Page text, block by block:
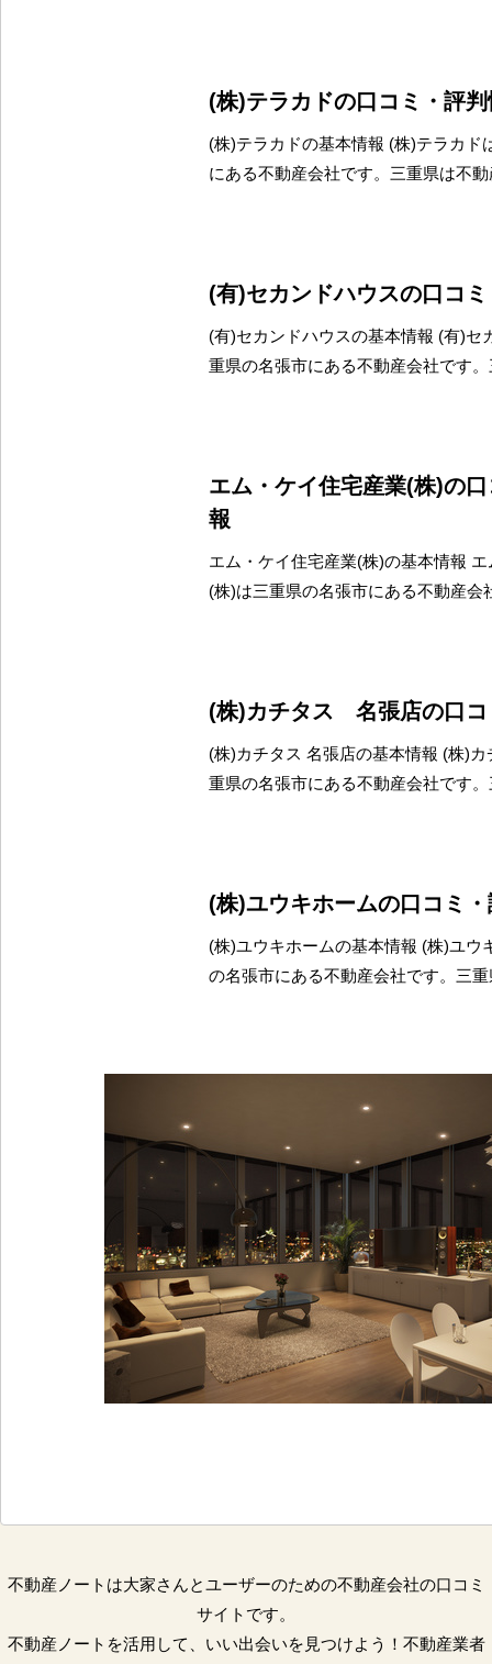
(株)テラカドの口コミ・評
(株)テラカドの基本情報 (株)テラカド
にある不動産会社です。三重県は不
(有)セカンドハウスの口コ
(有)セカンドハウスの基本情報 (有)セ
重県の名張市にある不動産会社です
エム・ケイ住宅産業(株)の
報
エム・ケイ住宅産業(株)の基本情報
(株)は三重県の名張市にある不動産会
(株)カチタス 名張店の口コ
(株)カチタス 名張店の基本情報 (株)
重県の名張市にある不動産会社です
(株)ユウキホームの口コミ
(株)ユウキホームの基本情報 (株)ユウ
の名張市にある不動産会社です。三
不動産ノートは大家さんとユーザーのための不動産会社の口コミ
サイトです。
不動産ノートを活用して、いい出会いを見つけよう！不動産業者